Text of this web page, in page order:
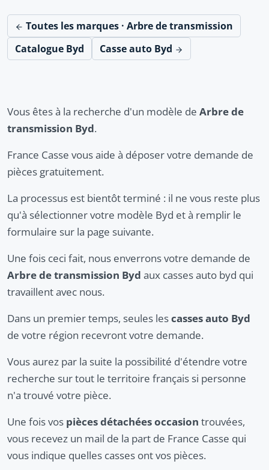
Toutes les marques · Arbre de transmission
Catalogue Byd
Casse auto Byd
Vous êtes à la recherche d'un modèle de Arbre de
transmission Byd.
France Casse vous aide à déposer votre demande de
pièces gratuitement.
La processus est bientôt terminé : il ne vous reste plus
qu'à sélectionner votre modèle Byd et à remplir le
formulaire sur la page suivante.
Une fois ceci fait, nous enverrons votre demande de
Arbre de transmission Byd aux casses auto byd qui
travaillent avec nous.
Dans un premier temps, seules lescasses auto Byd
de votre région recevront votre demande.
Vous aurez par la suite la possibilité d'étendre votre
recherche sur tout le territoire français si personne
n'a trouvé votre pièce.
Une fois vos pièces détachées occasion trouvées,
vous recevez un mail de la part de France Casse qui
vous indique quelles casses ont vos pièces.